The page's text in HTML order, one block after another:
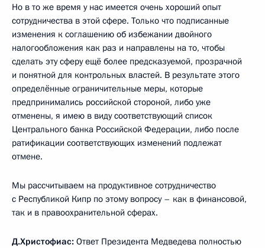
Но в то же время у нас имеется очень хороший опыт
сотрудничества в этой сфере. Только что подписанные
изменения к соглашению об избежании двойного
налогообложения как раз и направлены на то, чтобы
сделать эту сферу ещё более предсказуемой, прозрачной
и понятной для контрольных властей. В результате этого
определённые ограничительные меры, которые
предпринимались российской стороной, либо уже
отменены, я имею в виду соответствующий список
Центрального банка Российской Федерации, либо после
ратификации соответствующих изменений подлежат
отмене.
Мы рассчитываем на продуктивное сотрудничество
с Республикой Кипр по этому вопросу – как в финансовой,
так и в правоохранительной сферах.
Д.Христофиас: Ответ Президента Медведева полностью